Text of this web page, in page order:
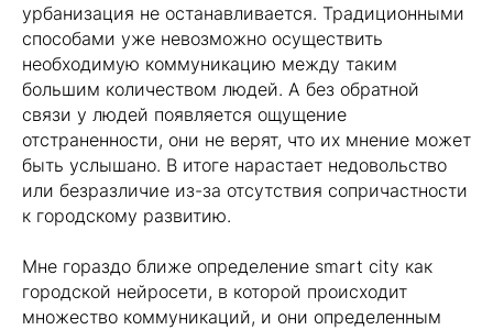
урбанизация не останавливается. Традиционными
способами уже невозможно осуществить
необходимую коммуникацию между таким
большим количеством людей. А без обратной
связи у людей появляется ощущение
отстраненности, они не верят, что их мнение может
быть услышано. В итоге нарастает недовольство
или безразличие из-за отсутствия сопричастности
к городскому развитию.
Мне гораздо ближе определение smart city как
городской нейросети, в которой происходит
множество коммуникаций, и они определенным